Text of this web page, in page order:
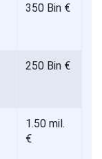
350 Bin €
250 Bin €
1.50 mil.
€